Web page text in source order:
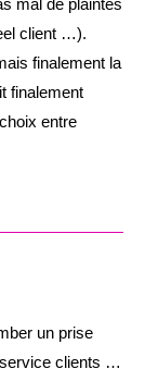
mal de plaintes
client …).
finalement la
finalement
entre
un prise
clients …